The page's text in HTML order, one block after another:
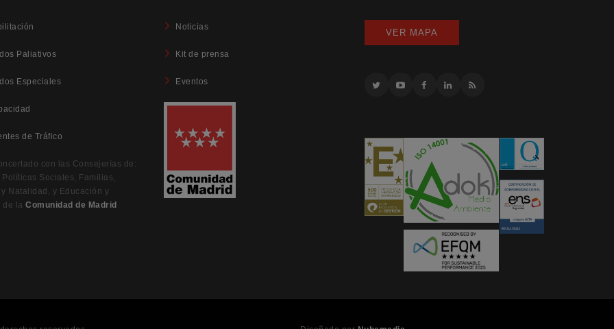
Paliativos
Especiales
de Tráfico
con las Consejerías de:
Políticas Sociales, Familias,
y Natalidad, y Educación y
de la Comunidad de Madrid
Noticias
Kit de prensa
Eventos
VER MAPA